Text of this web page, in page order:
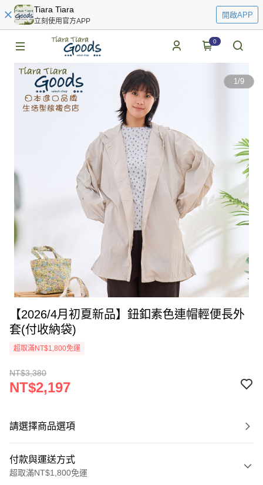
Tiara Tiara
立刻使用官方APP
開啟APP
0
1/9
【2026/4月初夏新品】鈕釦素色連帽輕便長外
套(付收納袋)
超取滿NT$1,800免運
NT$3,380
NT$2,197
請選擇商品選項
付款與運送方式
超取滿NT$1,800免運